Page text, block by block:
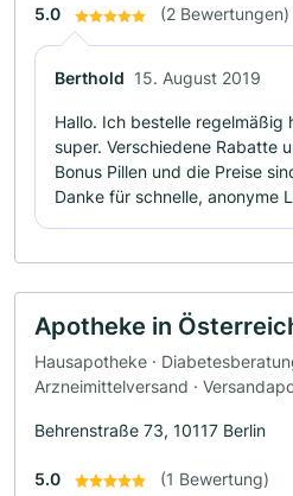
5.0 (2 Bewertungen)
Berthold 15. August 2019
Hallo. Ich bestelle regelmäßig
super. Verschiedene Rabatte
Bonus Pillen und die Preise
Danke für schnelle, anonyme
Apotheke in
Hausapotheke ·
Arzneimittelversand ·
Behrenstraße 73, 10117 Berlin
5.0 (1 Bewertung)